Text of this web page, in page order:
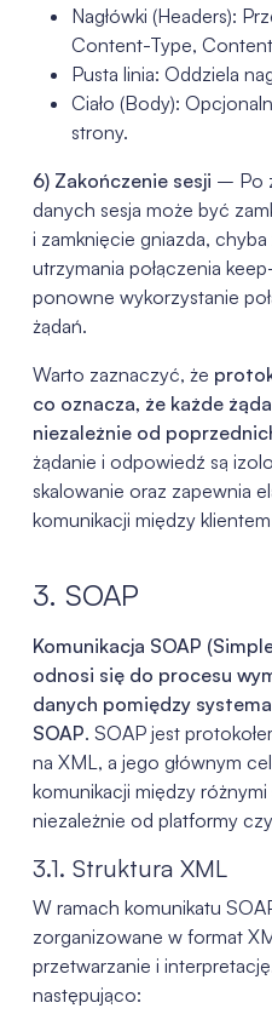
Nagłówki (Headers):
Content-Type,
Pusta linia: Oddziela
Ciało (Body):
strony.
6) Zakończenie sesji – Po
danych sesja może być
i zamknięcie gniazda,
utrzymania połączenia
ponowne wykorzystanie
żądań.
Warto zaznaczyć, że
co oznacza, że każde
niezależnie od
żądanie i odpowiedź są
skalowanie oraz zapewnia
komunikacji między
3. SOAP
Komunikacja SOAP
odnosi się do procesu
danych pomiędzy
SOAP. SOAP jest
na XML, a jego głównym
komunikacji między różnymi
niezależnie od platformy
3.1. Struktura XML
W ramach komunikatu
zorganizowane w format
przetwarzanie i
następująco: